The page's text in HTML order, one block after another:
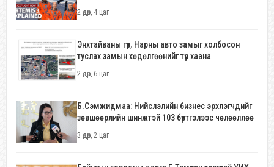
2 өдөр, 4 цаг
Энхтайваны гүүр, Нарны авто замыг холбосон
туслах замын хөдөлгөөнийг түр хаана
2 өдөр, 6 цаг
Б.Сэмжидмаа: Нийслэлийн бизнес эрхлэгчдийг
зөвшөөрлийн шинжтэй 103 бүртгэлээс чөлөөллөө
3 өдөр, 2 цаг